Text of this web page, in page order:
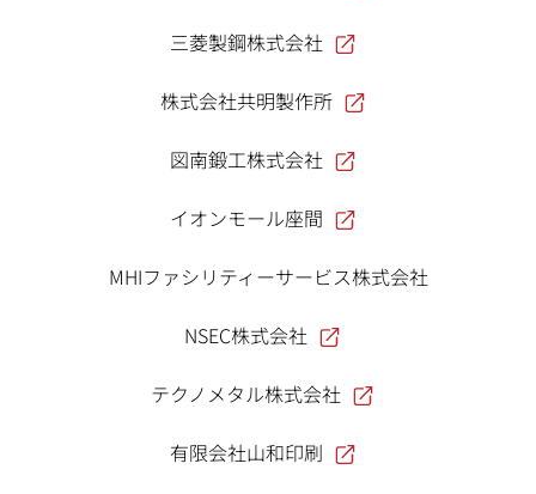
三菱製鋼株式会社
株式会社共明製作所
図南鍛工株式会社
イオンモール座間
MHIファシリティーサービス株式会社
NSEC株式会社
テクノメタル株式会社
有限会社山和印刷